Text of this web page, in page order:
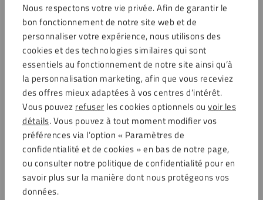
Nous respectons votre vie privée. Afin de garantir le
bon fonctionnement de notre site web et de
personnaliser votre expérience, nous utilisons des
cookies et des technologies similaires qui sont
essentiels au fonctionnement de notre site ainsi qu’à
la personnalisation marketing, afin que vous receviez
des offres mieux adaptées à vos centres d’intérêt.
Vous pouvezrefuserles cookies optionnels ou voir les
détails. Vous pouvez à tout moment modifier vos
préférences via l’option « Paramètres de
confidentialité et de cookies » en bas de notre page,
ou consulter notre politique de confidentialité pour en
savoir plus sur la manière dont nous protégeons vos
données.